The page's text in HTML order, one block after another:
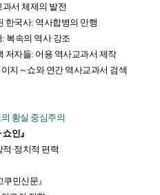
과서 체제의 발전
한국사: 역사합병의 만행
: 복속의 역사 강조
저자들: 어용 역사교과서 제작
지～쇼와 연간 역사교과서 검색
황실 중심주의
인』
·정치적 편력
쿠민신문 』